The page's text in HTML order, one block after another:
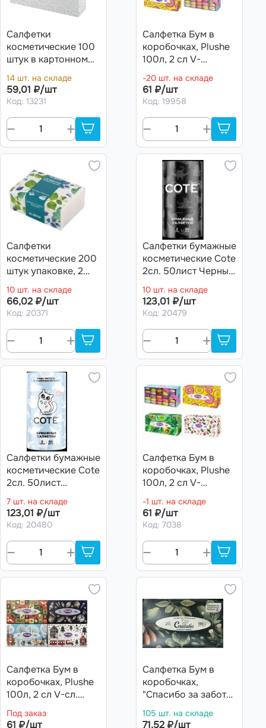
Салфетки
косметические 100
штук в картонном
LAIMA/ЛАЙМА,
19,5х20см
14 шт. на складе
59,01 ₽/шт
Код: 13231
Салфетка Бум в
коробочках, Plushe
100л, 2 сл V-
(Гирлянды, Зимный
узор, Игрушки,
Поезд)
-20 шт. на складе
61 ₽/шт
Код: 19958
Салфетки
косметические 200
штук упаковке, 2
LAIMA PREMIUM
UNIT PACK
10 шт. на складе
66,02 ₽/шт
Код: 20371
Салфетки бумажные
косметические Cote
2сл. 50лист Черный
10 шт. на складе
123,01 ₽/шт
Код: 20479
Салфетки бумажные
косметические Cote
2сл. 50лист
7 шт. на складе
123,01 ₽/шт
Код: 20480
Салфетка Бум в
коробочках, Plushe
100л, 2 сл V-
(Пончики, Авокадо,
Италия, Макарон)
-1 шт. на складе
61 ₽/шт
Код: 7038
Салфетка Бум в
коробочках, Plushe
100л, 2 сл V-сл.
Новог.игруш.,
Под заказ
61 ₽/шт
Салфетка Бум в
коробочках,
"Спасибо за заботу
180л, 2 сл V-
105 шт. на складе
71,52 ₽/шт